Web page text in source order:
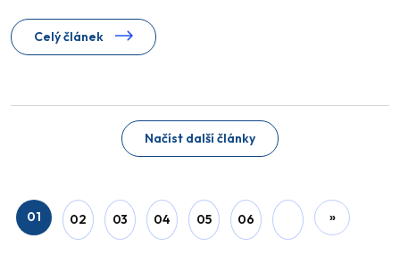
Celý článek
Načíst další články
01 02 03 04 05 06 »